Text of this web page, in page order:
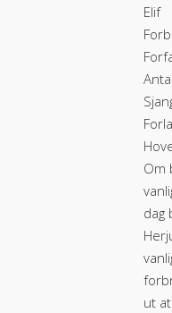
Elif
Om
dag
ut